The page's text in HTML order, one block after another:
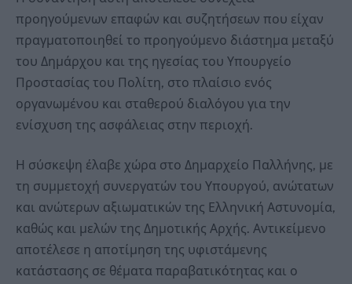
προηγούμενων επαφών και συζητήσεων που είχαν
πραγματοποιηθεί το προηγούμενο διάστημα μεταξύ
του Δημάρχου και της ηγεσίας του Υπουργείο
Προστασίας του Πολίτη, στο πλαίσιο ενός
οργανωμένου και σταθερού διαλόγου για την
ενίσχυση της ασφάλειας στην περιοχή.
Η σύσκεψη έλαβε χώρα στο Δημαρχείο Παλλήνης, με
τη συμμετοχή συνεργατών του Υπουργού, ανώτατων
και ανώτερων αξιωματικών της Ελληνική Αστυνομία,
καθώς και μελών της Δημοτικής Αρχής. Αντικείμενο
αποτέλεσε η αποτίμηση της υφιστάμενης
κατάστασης σε θέματα παραβατικότητας και ο